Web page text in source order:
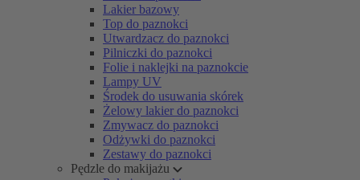
Lakier bazowy
Top do paznokci
Utwardzacz do paznokci
Pilniczki do paznokci
Folie i naklejki na paznokcie
Lampy UV
Środek do usuwania skórek
Żelowy lakier do paznokci
Zmywacz do paznokci
Odżywki do paznokci
Zestawy do paznokci
Pędzle do makijażu